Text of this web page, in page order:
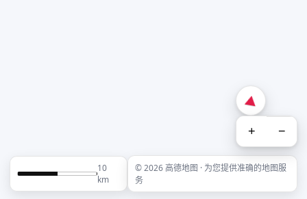
+ −
10
km
© 2026 高德地图 · 为您提供准确的地图服
务